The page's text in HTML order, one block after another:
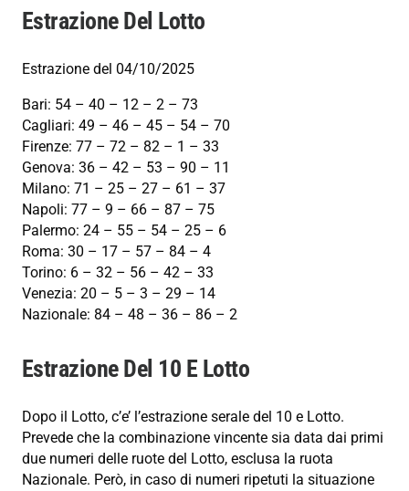
Estrazione Del Lotto
Estrazione del 04/10/2025
Bari: 54 – 40 – 12 – 2 – 73
Cagliari: 49 – 46 – 45 – 54 – 70
Firenze: 77 – 72 – 82 – 1 – 33
Genova: 36 – 42 – 53 – 90 – 11
Milano: 71 – 25 – 27 – 61 – 37
Napoli: 77 – 9 – 66 – 87 – 75
Palermo: 24 – 55 – 54 – 25 – 6
Roma: 30 – 17 – 57 – 84 – 4
Torino: 6 – 32 – 56 – 42 – 33
Venezia: 20 – 5 – 3 – 29 – 14
Nazionale: 84 – 48 – 36 – 86 – 2
Estrazione Del 10 E Lotto
Dopo il Lotto, c’e’ l’estrazione serale del 10 e Lotto.
Prevede che la combinazione vincente sia data dai primi
due numeri delle ruote del Lotto, esclusa la ruota
Nazionale. Però, in caso di numeri ripetuti la situazione